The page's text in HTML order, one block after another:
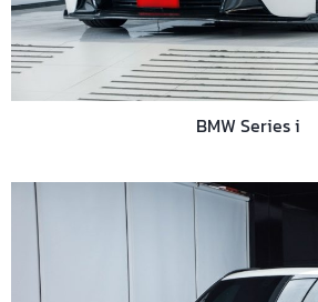
BMW Series i